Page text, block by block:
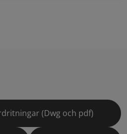
(Dwg och pdf)